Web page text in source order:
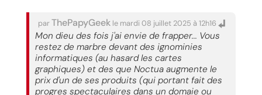
parThePapyGeek le mardi 08 juillet 2025 à 12h16
Mon dieu des fois j'ai envie de frapper... Vous
restez de marbre devant des ignominies
informatiques (au hasard les cartes
graphiques) et des que Noctua augmente le
prix d'un de ses produits (qui portant fait des
progres spectaculaires dans un domaie ou